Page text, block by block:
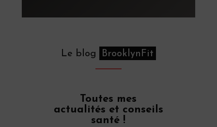
Le blog BrooklynFit
Toutes mes
actualités et conseils
santé !